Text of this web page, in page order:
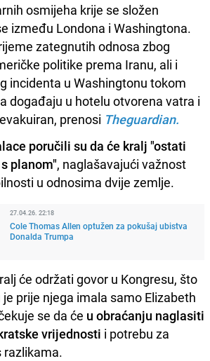
osmijeha krije se složen
između Londona i Washingtona.
zategnutih odnosa zbog
politike prema Iranu, ali i
incidenta u Washingtonu tokom
događaju u hotelu otvorena vatra i
prenosi Theguardian.
poručili su da će kralj "ostati
planom", naglašavajući važnost
u odnosima dvije zemlje.
27.04.26. 22:18
Cole Thomas Allen optužen za pokušaj ubistva
Donalda Trumpa
će održati govor u Kongresu, što
prije njega imala samo Elizabeth
se da će u obraćanju naglasiti
vrijednosti i potrebu za
razlikama.